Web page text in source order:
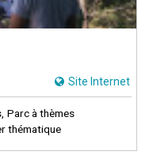
Site Internet
Parc à thèmes
thématique